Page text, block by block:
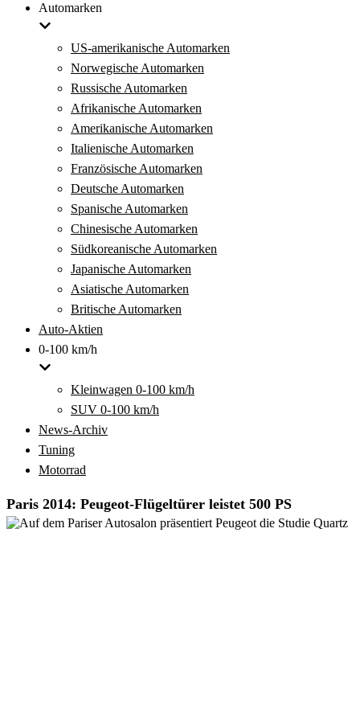
Automarken
US-amerikanische Automarken
Norwegische Automarken
Russische Automarken
Afrikanische Automarken
Amerikanische Automarken
Italienische Automarken
Französische Automarken
Deutsche Automarken
Spanische Automarken
Chinesische Automarken
Südkoreanische Automarken
Japanische Automarken
Asiatische Automarken
Britische Automarken
Auto-Aktien
0-100 km/h
Kleinwagen 0-100 km/h
SUV 0-100 km/h
News-Archiv
Tuning
Motorrad
Paris 2014: Peugeot-Flügeltürer leistet 500 PS